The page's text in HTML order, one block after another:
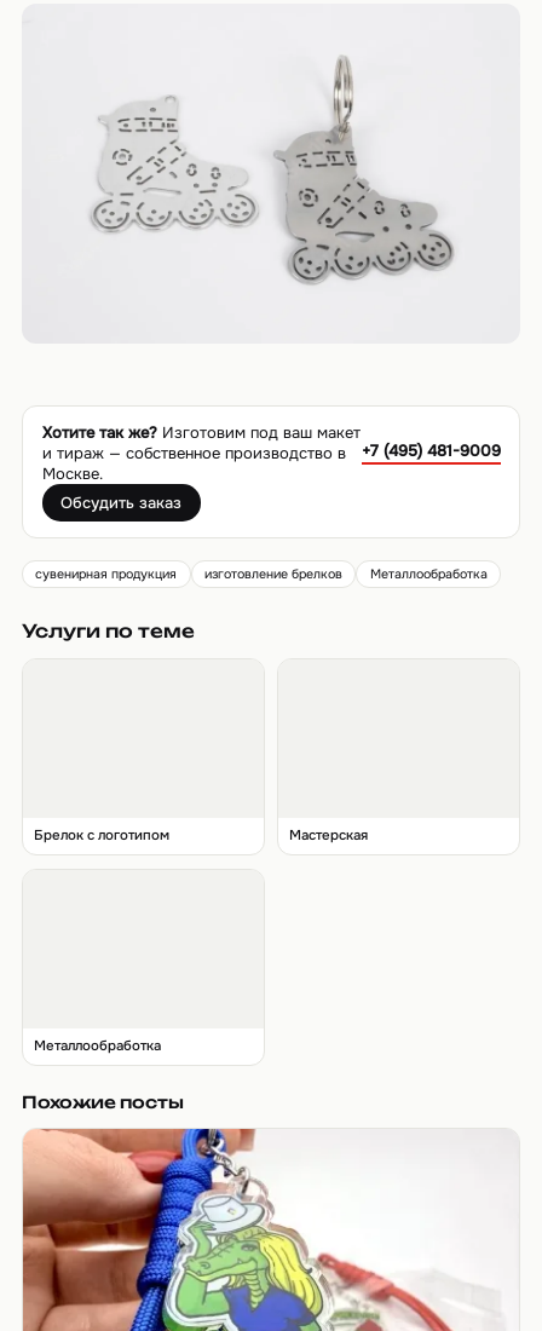
Хотите так же?Изготовим под ваш макет
и тираж — собственное производство в
Москве.
+7 (495) 481-9009
Обсудить заказ
сувенирная продукция изготовление брелков Металлообработка
Услуги по теме
Брелок с логотипом Мастерская
Металлообработка
Похожие посты